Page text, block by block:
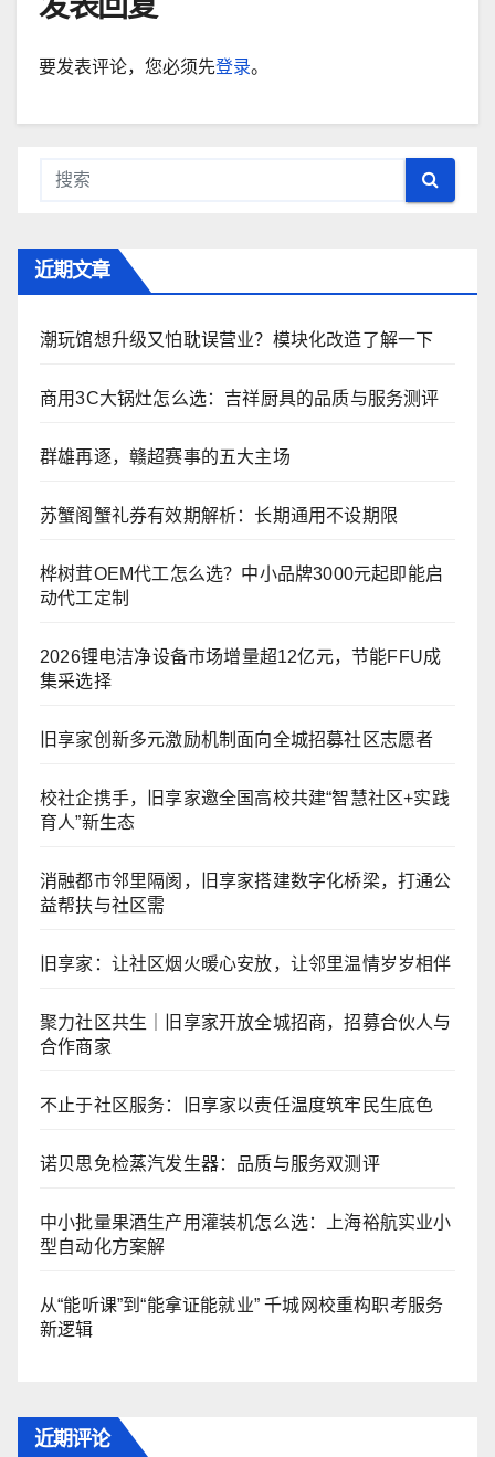
要发表评论，您必须先登录。
近期文章
潮玩馆想升级又怕耽误营业？模块化改造了解一下
商用3C大锅灶怎么选：吉祥厨具的品质与服务测评
群雄再逐，赣超赛事的五大主场
苏蟹阁蟹礼券有效期解析：长期通用不设期限
桦树茸OEM代工怎么选？中小品牌3000元起即能启
动代工定制
2026锂电洁净设备市场增量超12亿元，节能FFU成
集采选择
旧享家创新多元激励机制面向全城招募社区志愿者
校社企携手，旧享家邀全国高校共建“智慧社区+实践
育人”新生态
消融都市邻里隔阂，旧享家搭建数字化桥梁，打通公
益帮扶与社区需
旧享家：让社区烟火暖心安放，让邻里温情岁岁相伴
聚力社区共生｜旧享家开放全城招商，招募合伙人与
合作商家
不止于社区服务：旧享家以责任温度筑牢民生底色
诺贝思免检蒸汽发生器：品质与服务双测评
中小批量果酒生产用灌装机怎么选：上海裕航实业小
型自动化方案解
从“能听课”到“能拿证能就业” 千城网校重构职考服务
新逻辑
近期评论